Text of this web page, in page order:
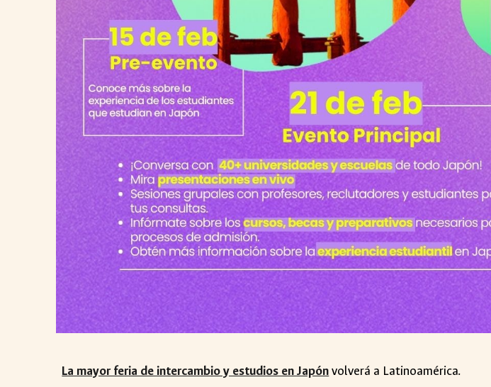
La mayor feria de intercambio y estudios en Japónvolverá a Latinoamérica.